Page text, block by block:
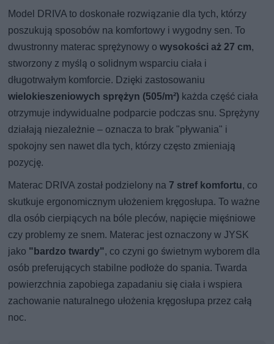
Model DRIVA to doskonałe rozwiązanie dla tych, którzy
poszukują sposobów na komfortowy i wygodny sen. To
dwustronny materac sprężynowy owysokości aż 27 cm,
stworzony z myślą o solidnym wsparciu ciała i
długotrwałym komforcie. Dzięki zastosowaniu
wielokieszeniowych sprężyn (505/m²) każda część ciała
otrzymuje indywidualne podparcie podczas snu. Sprężyny
działają niezależnie – oznacza to brak "pływania" i
spokojny sen nawet dla tych, którzy często zmieniają
pozycję.
Materac DRIVA został podzielony na 7 stref komfortu, co
skutkuje ergonomicznym ułożeniem kręgosłupa. To ważne
dla osób cierpiących na bóle pleców, napięcie mięśniowe
czy problemy ze snem. Materac jest oznaczony w JYSK
jako "bardzo twardy", co czyni go świetnym wyborem dla
osób preferujących stabilne podłoże do spania. Twarda
powierzchnia zapobiega zapadaniu się ciała i wspiera
zachowanie naturalnego ułożenia kręgosłupa przez całą
noc.